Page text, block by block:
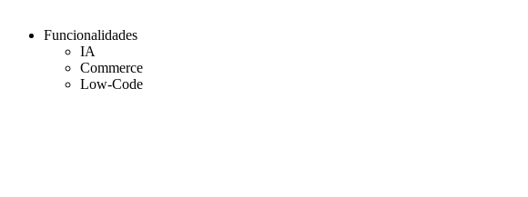
Funcionalidades
IA
Commerce
Low-Code